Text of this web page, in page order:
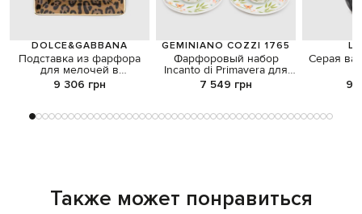
DOLCE&GABBANA
Подставка из фарфора
для мелочей в
анималистичный принт с
логотипом
9 306 грн
GEMINIANO COZZI 1765
Фарфоровый набор
Incanto di Primavera для
кофе 4 шт. в подарочной
коробке
7 549 грн
Серая
9
Также может понравиться